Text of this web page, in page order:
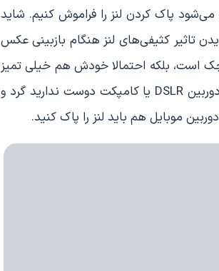
پاک کردن لنز را فراموش کنیم. شاید
تاثیر کثیفی‌های لنز هنگام بازبینی عکس
بلکه احتمالا خودش هم خیلی تمیز
و عاری از لکه و گرد و غبار نیست. با این حال همان‌طور که هنگام عکاسی با دوربین DSLR یا کامپکت دوست ندارید گرد و
موبایل هم باید لنز را پاک کنید.